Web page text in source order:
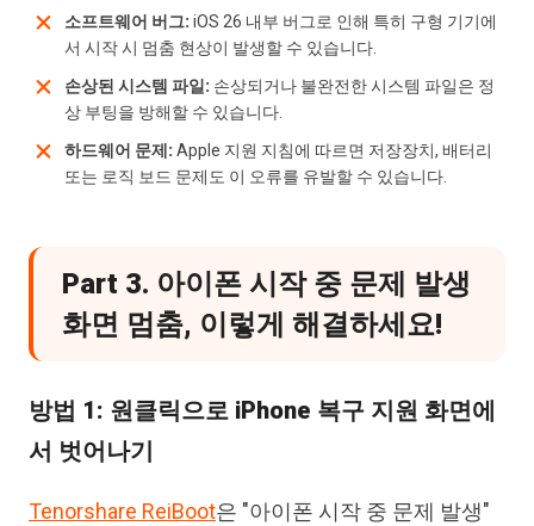
소프트웨어 버그:iOS 26 내부 버그로 인해 특히 구형 기기에
서 시작 시 멈춤 현상이 발생할 수 있습니다.
손상된 시스템 파일: 손상되거나 불완전한 시스템 파일은 정
상 부팅을 방해할 수 있습니다.
하드웨어 문제:Apple 지원 지침에 따르면 저장장치, 배터리
또는 로직 보드 문제도 이 오류를 유발할 수 있습니다.
Part 3. 아이폰 시작 중 문제 발생
화면 멈춤, 이렇게 해결하세요!
방법 1: 원클릭으로 iPhone 복구 지원 화면에
서 벗어나기
Tenorshare ReiBoot은 "아이폰 시작 중 문제 발생"